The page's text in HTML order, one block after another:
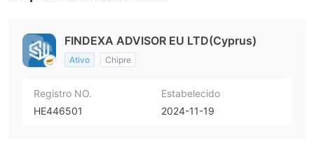
FINDEXA ADVISOR EU LTD(Cyprus)
Ativo Chipre
Registro NO.
HE446501
Estabelecido
2024-11-19